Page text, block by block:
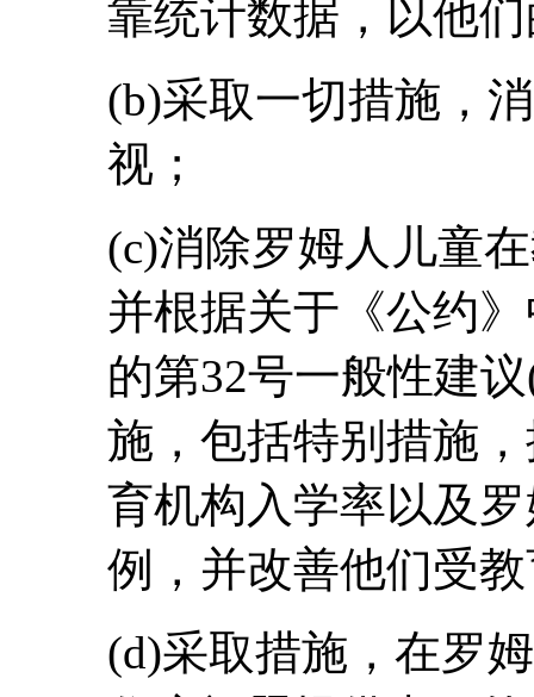
靠统计数据，以他
(b)采取一切措施，
视；
(c)消除罗姆人儿童
并根据关于《公约
的第32号一般性建
施，包括特别措施
育机构入学率以及
例，并改善他们受
(d)采取措施，在罗